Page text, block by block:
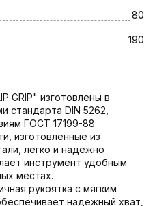
80
190
GRIP" изготовлены в
стандарта DIN 5262,
ГОСТ 17199-88.
изготовленные из
легко и надежно
инструмент удобным
местах.
рукоятка с мягким
надежный хват,